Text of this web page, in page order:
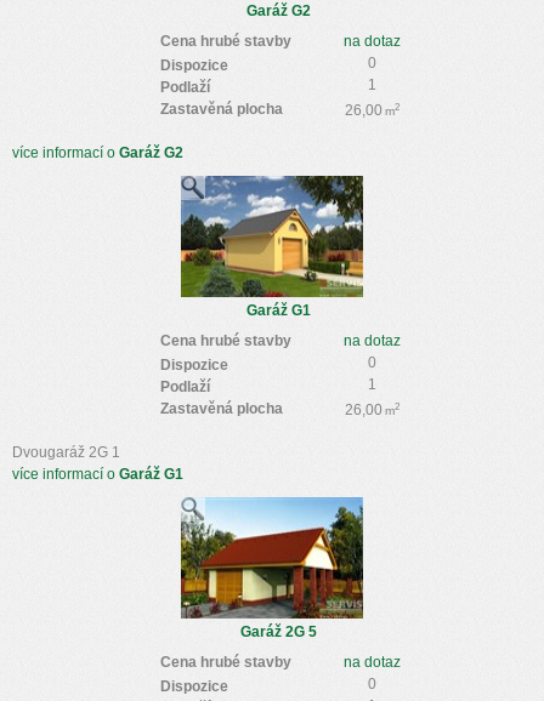
Garáž G2
na dotaz
Cena hrubé stavby
0
Dispozice
1
Podlaží
26,00 m2
Zastavěná plocha
více informací o Garáž G2
Garáž G1
na dotaz
Cena hrubé stavby
0
Dispozice
1
Podlaží
26,00m2
Zastavěná plocha
Dvougaráž 2G 1
více informací o Garáž G1
Garáž 2G 5
na dotaz
Cena hrubé stavby
0
Dispozice